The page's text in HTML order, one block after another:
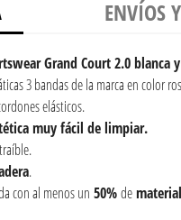
ENVÍOS
Grand Court 2.0 blanca
3 bandas de la marca en color
elásticos.
muy fácil de limpiar.
.
con al menos un 50%dematerial